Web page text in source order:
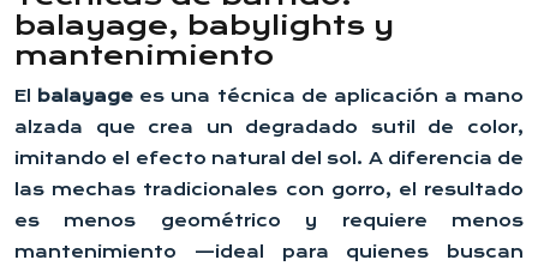
balayage, babylights y
mantenimiento
El balayage es una técnica de aplicación a mano
alzada que crea un degradado sutil de color,
imitando el efecto natural del sol. A diferencia de
las mechas tradicionales con gorro, el resultado
es menos geométrico y requiere menos
mantenimiento —ideal para quienes buscan